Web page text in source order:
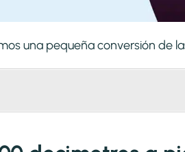
una pequeña conversión de